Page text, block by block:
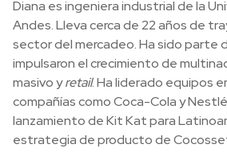
Diana es ingeniera industrial de la
Andes. Lleva cerca de 22 años de
sector del mercadeo. Ha sido parte
impulsaron el crecimiento de
masivo yretail. Ha liderado equipos
compañías como Coca-Cola y
lanzamiento de Kit Kat para
estrategia de producto de